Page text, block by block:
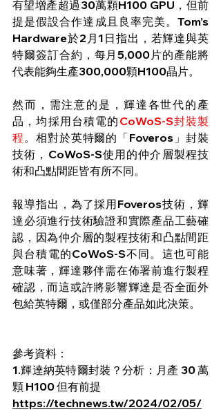
有望增產超過30萬顆H100 GPU，但前
提是假設合作達成且良率完美。Tom’s
Hardware於2月1日指出，若輝達與英
特爾簽訂合約，每月5,000片的產能將
代表能夠生產300,000顆H100晶片。
然而，需注意的是，輝達各世代的產
品，均採用台積電的 CoWoS-S封裝製
程。相對於英特爾的「Foveros」封裝
技術，CoWoS-S使用的仲介層製程技
術和凸點間距皆有所不同。
報導指出，為了採用Foveros技術，輝
達必須進行技術驗證和實際產品工藝確
認，因為仲介層的製程技術和凸點間距
與台積電的CoWoS-S不同。這也可能
意味著，輝達夥伴需在佈署前進行製程
確認，而這或許將影響輝達是否全面外
包給英特爾，或僅部分產品如此決策。
參考資料：
1.輝達納英特爾封裝？分析：月產 30 萬
顆 H100 但有前提
https://technews.tw/2024/02/05/